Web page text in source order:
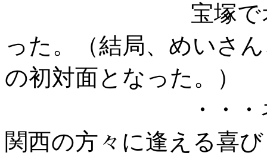
宝塚でオフ会
った。（結局、めいさ
の初対面となった。）
・・・ネット
関西の方々に逢える喜